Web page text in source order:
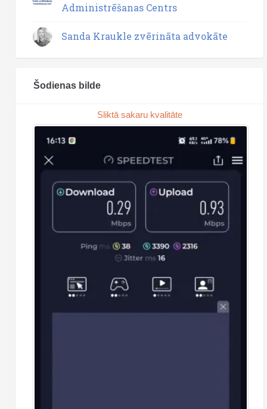
Administrēšanas Centrs
Sanda Kraukle zvērināta advokāte
Šodienas bilde
Sliktā sakaru kvalitāte